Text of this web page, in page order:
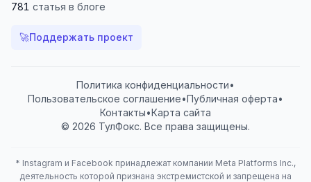
781 статья в блоге
🚀Поддержать проект
Политика конфиденциальности•
Пользовательское соглашение•Публичная оферта•
Контакты•Карта сайта
© 2026 ТулФокс. Все права защищены.
* Instagram и Facebook принадлежат компании Meta Platforms Inc.,
деятельность которой признана экстремистской и запрещена на